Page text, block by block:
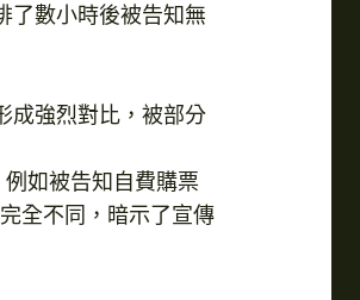
了數小時後被告知無
成強烈對比，被部分
如被告知自費購票
全不同，暗示了宣傳